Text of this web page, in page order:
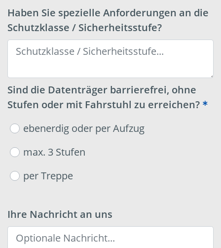
Haben Sie spezielle Anforderungen an die
Schutzklasse / Sicherheitsstufe?
Sind die Datenträger barrierefrei, ohne
Stufen oder mit Fahrstuhl zu erreichen?
ebenerdig oder per Aufzug
max. 3 Stufen
per Treppe
Ihre Nachricht an uns